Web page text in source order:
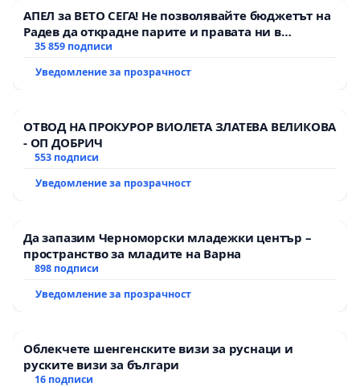
АПЕЛ за ВЕТО СЕГА! Не позволявайте бюджетът на
Радев да открадне парите и правата ни в
тъмното
35 859 подписи
Уведомление за прозрачност
ОТВОД НА ПРОКУРОР ВИОЛЕТА ЗЛАТЕВА ВЕЛИКОВА
- ОП ДОБРИЧ
553 подписи
Уведомление за прозрачност
Да запазим Черноморски младежки център –
пространство за младите на Варна
898 подписи
Уведомление за прозрачност
Облекчете шенгенските визи за руснаци и
руските визи за българи
16 подписи